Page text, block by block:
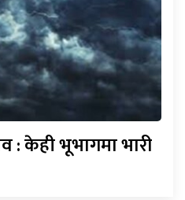
: केही भूभागमा भारी